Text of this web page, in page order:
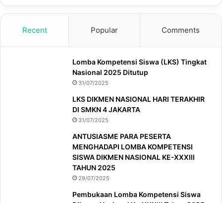
Recent Popular Comments
Lomba Kompetensi Siswa (LKS) Tingkat
Nasional 2025 Ditutup
31/07/2025
LKS DIKMEN NASIONAL HARI TERAKHIR
DI SMKN 4 JAKARTA
31/07/2025
ANTUSIASME PARA PESERTA
MENGHADAPI LOMBA KOMPETENSI
SISWA DIKMEN NASIONAL KE-XXXIII
TAHUN 2025
29/07/2025
Pembukaan Lomba Kompetensi Siswa